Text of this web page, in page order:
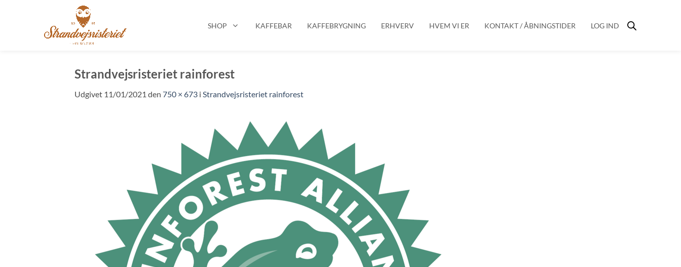
SHOP KAFFEBAR KAFFEBRYGNING ERHVERV HVEM VI ER KONTAKT / ÅBNINGSTIDER LOG IND
Strandvejsristeriet rainforest
Udgivet 11/01/2021 den 750 × 673 i Strandvejsristeriet rainforest